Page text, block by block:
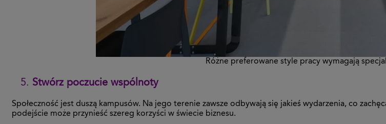
Różne preferowane style pracy wymagają
Stwórz poczucie wspólnoty
Społeczność jest duszą kampusów. Na jego terenie zawsze odbywają się jakieś wydarzenia, co
podejście może przynieść szereg korzyści w świecie biznesu.